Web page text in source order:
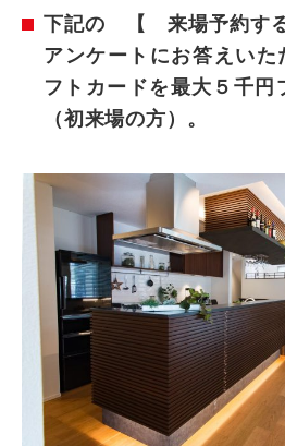
下記の 【 来場予約
アンケートにお答えい
フトカードを最大５千円
（初来場の方）。